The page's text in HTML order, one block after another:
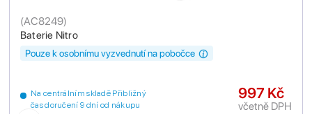
Baterie Nitro
(AC8249)
Na centrálním skladě Přibližný
čas doručení 9 dní od nákupu
Pouze k osobnímu vyzvednutí na pobočce
997 Kč
včetně DPH